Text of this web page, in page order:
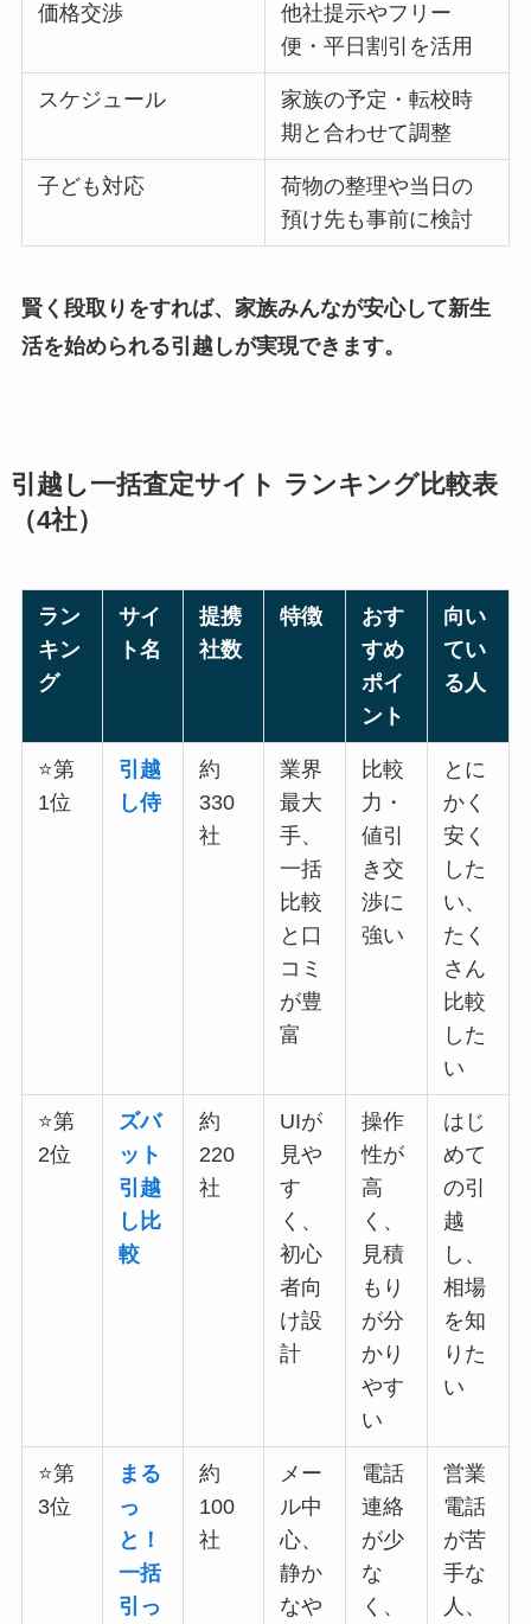
価格交渉
他社提示やフリー
便・平日割引を活用
スケジュール
家族の予定・転校時
期と合わせて調整
子ども対応
荷物の整理や当日の
預け先も事前に検討
賢く段取りをすれば、家族みんなが安心して新生
活を始められる引越しが実現できます。
引越し一括査定サイト ランキング比較表
（4社）
ラン
キン
グ
サイ
ト名
提携
社数
特徴
おす
すめ
ポイ
ント
向い
てい
る人
⭐第
1位
引越
し侍
約
330
社
業界
最大
手、
一括
比較
と口
コミ
が豊
富
比較
力・
値引
き交
渉に
強い
とに
かく
安く
した
い、
たく
さん
比較
した
い
⭐第
2位
ズバ
ット
引越
し比
較
約
220
社
UIが
見や
す
く、
初心
者向
け設
計
操作
性が
高
く、
見積
もり
が分
かり
やす
い
はじ
めて
の引
越
し、
相場
を知
りた
い
⭐第
3位
まる
っ
と！
一括
引っ
約
100
社
メー
ル中
心、
静か
なや
電話
連絡
が少
な
く、
営業
電話
が苦
手な
人、